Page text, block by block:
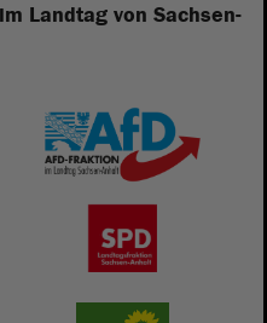
Landtag von Sachsen-